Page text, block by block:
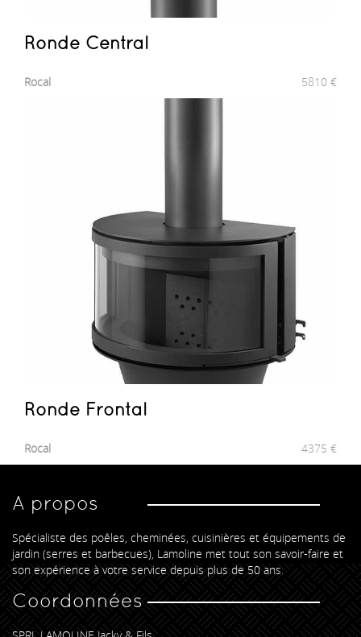
Ronde Central
Rocal 5810 €
Ronde Frontal
Rocal 4375 €
A propos
Spécialiste des poêles, cheminées, cuisinières et équipements de
jardin (serres et barbecues), Lamoline met tout son savoir-faire et
son expérience à votre service depuis plus de 50 ans.
Coordonnées